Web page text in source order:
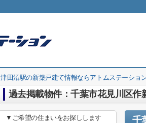
津田沼駅の新築戸建て情報ならアトムステーショ
過去掲載物件：千葉市花見川区作
▼ご希望の住まいをお探しします